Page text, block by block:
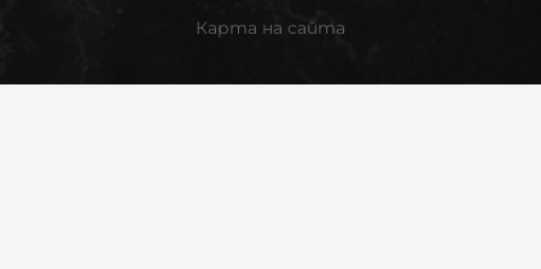
Карта на сайта